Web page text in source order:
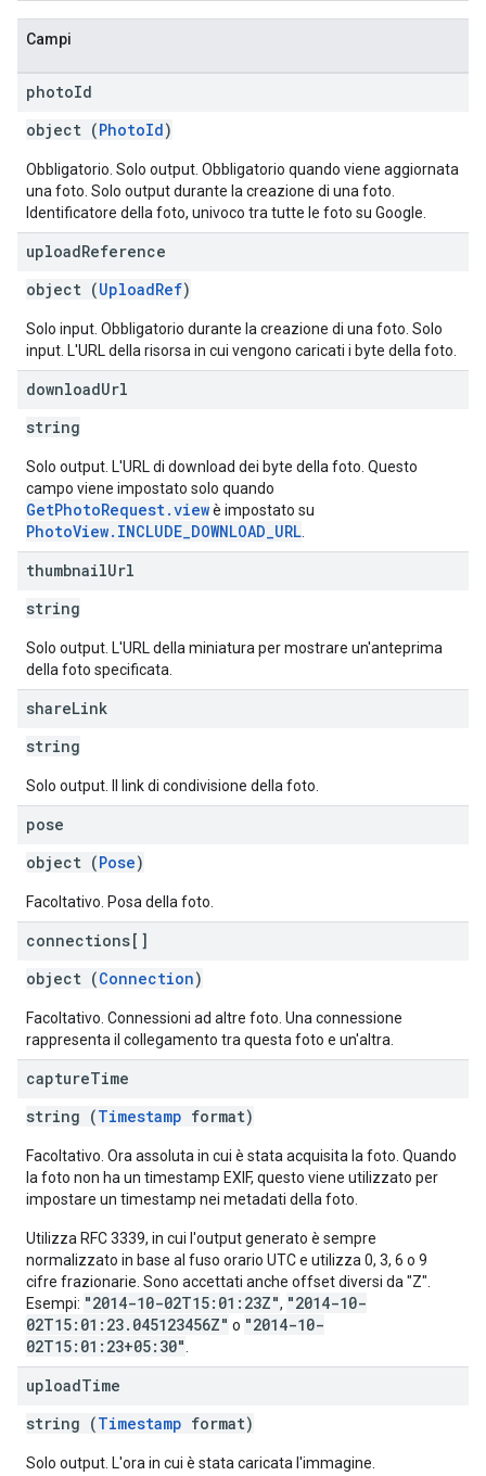
Campi
photoId
object (PhotoId)
Obbligatorio. Solo output. Obbligatorio quando viene aggiornata
una foto. Solo output durante la creazione di una foto.
Identificatore della foto, univoco tra tutte le foto su Google.
uploadReference
object (UploadRef)
Solo input. Obbligatorio durante la creazione di una foto. Solo
input. L'URL della risorsa in cui vengono caricati i byte della foto.
downloadUrl
string
Solo output. L'URL di download dei byte della foto. Questo
campo viene impostato solo quando
GetPhotoRequest.viewè impostato su
PhotoView.INCLUDE_DOWNLOAD_URL
thumbnailUrl
string
Solo output. L'URL della miniatura per mostrare un'anteprima
della foto specificata.
shareLink
string
Solo output. Il link di condivisione della foto.
pose
object (Pose)
Facoltativo. Posa della foto.
connections[]
object (Connection)
Facoltativo. Connessioni ad altre foto. Una connessione
rappresenta il collegamento tra questa foto e un'altra.
captureTime
string (Timestamp format)
Facoltativo. Ora assoluta in cui è stata acquisita la foto. Quando
la foto non ha un timestamp EXIF, questo viene utilizzato per
impostare un timestamp nei metadati della foto.
Utilizza RFC 3339, in cui l'output generato è sempre
normalizzato in base al fuso orario UTC e utilizza 0, 3, 6 o 9
cifre frazionarie. Sono accettati anche offset diversi da "Z".
Esempi: "2014-10-02T15:01:23Z", "2014-10-
02T15:01:23.045123456Z" o "2014-10-
02T15:01:23+05:30"
uploadTime
string (Timestamp format)
Solo output. L'ora in cui è stata caricata l'immagine.